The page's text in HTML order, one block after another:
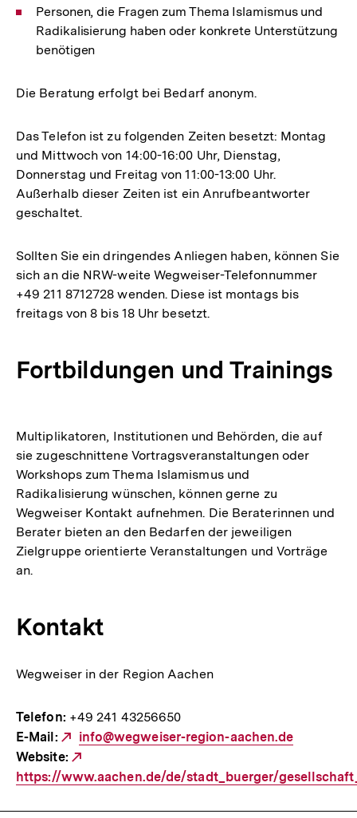
Personen, die Fragen zum Thema Islamismus und
Radikalisierung haben oder konkrete Unterstützung
benötigen
Die Beratung erfolgt bei Bedarf anonym.
Das Telefon ist zu folgenden Zeiten besetzt: Montag
und Mittwoch von 14:00-16:00 Uhr, Dienstag,
Donnerstag und Freitag von 11:00-13:00 Uhr.
Außerhalb dieser Zeiten ist ein Anrufbeantworter
geschaltet.
Sollten Sie ein dringendes Anliegen haben, können Sie
sich an die NRW-weite Wegweiser-Telefonnummer
+49 211 8712728 wenden. Diese ist montags bis
freitags von 8 bis 18 Uhr besetzt.
Fortbildungen und Trainings
Multiplikatoren, Institutionen und Behörden, die auf
sie zugeschnittene Vortragsveranstaltungen oder
Workshops zum Thema Islamismus und
Radikalisierung wünschen, können gerne zu
Wegweiser Kontakt aufnehmen. Die Beraterinnen und
Berater bieten an den Bedarfen der jeweiligen
Zielgruppe orientierte Veranstaltungen und Vorträge
an.
Kontakt
Wegweiser in der Region Aachen
Telefon: +49 241 43256650
E-Mail:
Externer
Link:
info@wegweiser-region-aachen.de
Website:
Link:
https://www.aachen.de/de/stadt_buerger/